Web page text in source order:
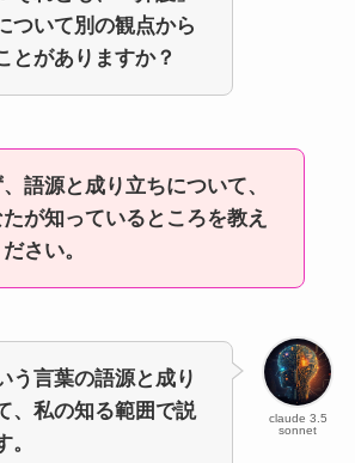
ついて別の観点から
とがありますか？
、語源と成り立ちについて、
が知っているところを教え
さい。
claude 3.5
sonnet
う言葉の語源と成り
、私の知る範囲で説